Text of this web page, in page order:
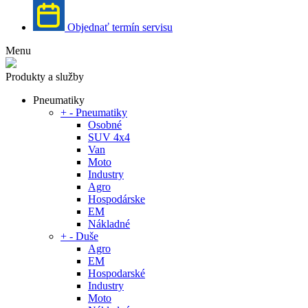
Objednať termín servisu
Menu
Produkty a služby
Pneumatiky
+ - Pneumatiky
Osobné
SUV 4x4
Van
Moto
Industry
Agro
Hospodárske
EM
Nákladné
+ - Duše
Agro
EM
Hospodarské
Industry
Moto